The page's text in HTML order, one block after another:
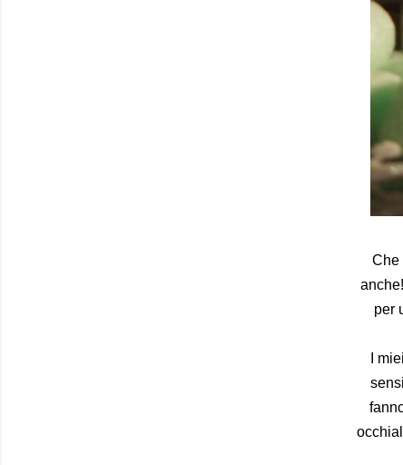
Che
per
I